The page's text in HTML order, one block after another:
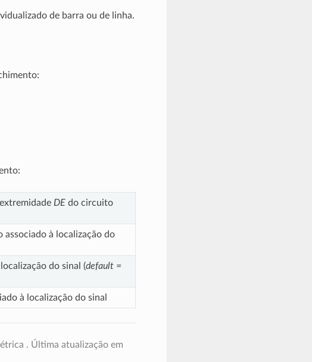
de barra ou de linha.
DEdo circuito
associado à localização do
do sinal (default =
à localização do sinal
. Última atualização em